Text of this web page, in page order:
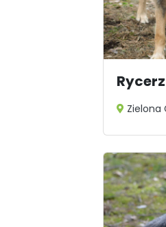
Rycerz
Zielona